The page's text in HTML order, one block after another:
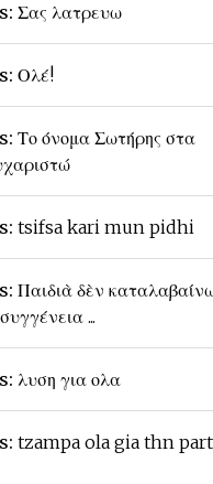
Σας λατρευω
Ολέ!
Το όνομα Σωτήρης στα
tsifsa kari mun pidhi
Παιδιὰ δὲν
...
λυση για ολα
tzampa ola gia thn